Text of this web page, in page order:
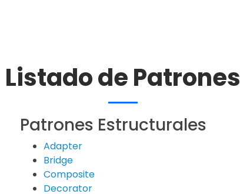
Listado de Patrones
Patrones Estructurales
Adapter
Bridge
Composite
Decorator